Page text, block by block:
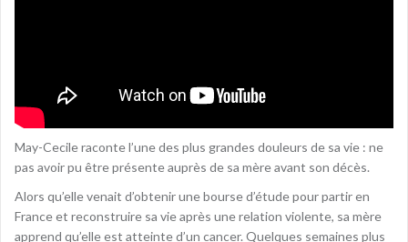
May-Cecile raconte l’une des plus grandes douleurs de sa vie : ne
pas avoir pu être présente auprès de sa mère avant son décès.
Alors qu’elle venait d’obtenir une bourse d’étude pour partir en
France et reconstruire sa vie après une relation violente, sa mère
apprend qu’elle est atteinte d’un cancer. Quelques semaines plus